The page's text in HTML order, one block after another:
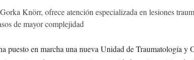
Knörr, ofrece atención especializada en lesiones
de mayor complejidad
puesto en marcha una nueva Unidad de Traumatología y